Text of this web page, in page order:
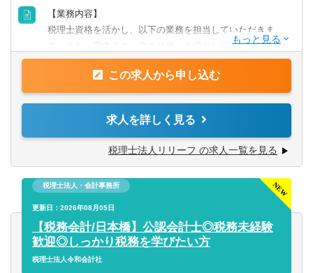
■後輩指導（マネジメント）のご経験
■会計事務所での勤務のご経験
■事業会社経理業務のご経験
【求める人物像】
税理士事務所での仕事をお客様に対する「サービス」とし
■コツコツ努力できる
■明るい、人と話すのが好き、事務作業が好き、数字にこだ
わる
■ゆくゆくは経営層として活躍していきたいという意欲をお
持ちの方
※仕事に対する意欲や、上昇志向のある方、大歓迎です！
人間性を重視しながら採用しているので、たとえ税務の経
験が浅くても、意欲がある方はぜひ一度ご応募ください！
【業務内容】
税理士資格を活かし、以下の業務を担当していただきま
す。また、所内スタッフのサポート役としても期待してお
ります。
【具体的には】
業務は多岐に渡り、コンサルティング業務（30～50件程
チャレンジ意欲のある方には、やってみたい業務を積極的
にお任せ致します！
■資産税業務
■各種申告書作成、確定申告業務
■決算業務、年末調整
■関与先への報告
■新規顧客開拓 etc.
この求人から申し込む
求人を詳しく見る
税理士法人リリーフ の求人一覧を見る
税理士法人・会計事務所
更新日：2026年08月05日
【税務会計/日本橋】公認会計士◎税務未経験
歓迎◎しっかり税務を学びたい方
税理士法人令和会計社
新卒可
年収1000万円以上の求人
託児所・育児補助
エグゼクティブクラスの求人
海外赴任の機会あり